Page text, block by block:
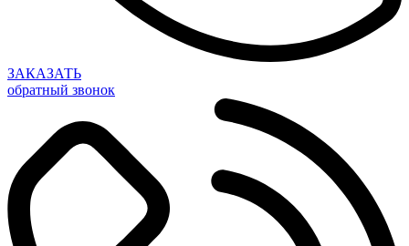
ЗАКАЗАТЬ
обратный звонок